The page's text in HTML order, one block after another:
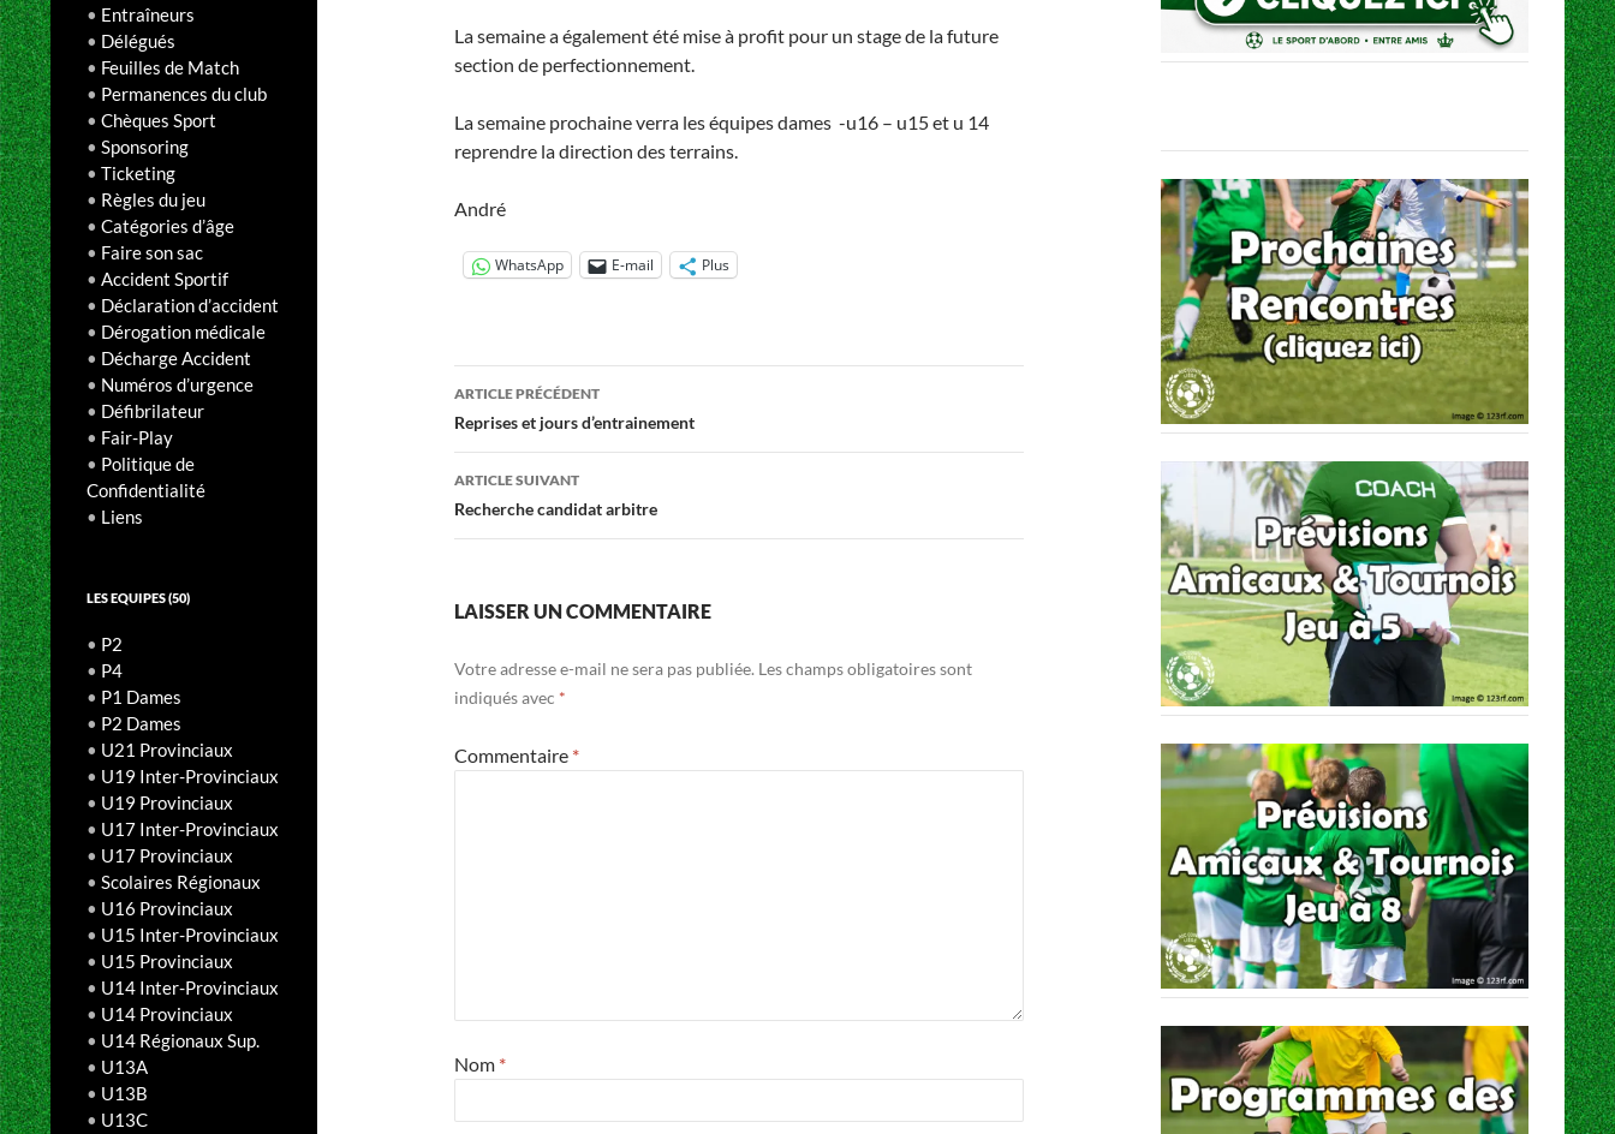
La semaine a également été mise à profit pour un stage de la future
section de perfectionnement.
La semaine prochaine verra les équipes dames -u16 – u15 et u 14
reprendre la direction des terrains.
André
WhatsApp E-mail Plus
Navigation
des
articles
ARTICLE PRÉCÉDENT
Reprises et jours d’entrainement
ARTICLE SUIVANT
Recherche candidat arbitre
LAISSER UN COMMENTAIRE
Votre adresse e-mail ne sera pas publiée. Les champs obligatoires sont
indiqués avec *
Commentaire *
Nom *
• Entraîneurs
• Délégués
• Feuilles de Match
• Permanences du club
• Chèques Sport
• Sponsoring
• Ticketing
• Règles du jeu
• Catégories d’âge
• Faire son sac
• Accident Sportif
• Déclaration d’accident
• Dérogation médicale
• Décharge Accident
• Numéros d’urgence
• Défibrilateur
• Fair-Play
• Politique de
Confidentialité
• Liens
LES EQUIPES (50)
• P2
• P4
• P1 Dames
• P2 Dames
• U21 Provinciaux
• U19 Inter-Provinciaux
• U19 Provinciaux
• U17 Inter-Provinciaux
• U17 Provinciaux
• Scolaires Régionaux
• U16 Provinciaux
• U15 Inter-Provinciaux
• U15 Provinciaux
• U14 Inter-Provinciaux
• U14 Provinciaux
• U14 Régionaux Sup.
• U13A
• U13B
• U13C